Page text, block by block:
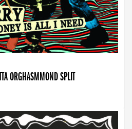
ORGHASMMOND SPLIT